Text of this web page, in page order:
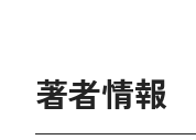
著者情報